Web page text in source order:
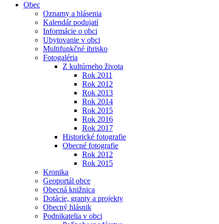
Obec
Oznamy a hlásenia
Kalendár podujatí
Informácie o obci
Ubytovanie v obci
Multifunkčné ihrisko
Fotogaléria
Z kultúrneho života
Rok 2011
Rok 2012
Rok 2013
Rok 2014
Rok 2015
Rok 2016
Rok 2017
Historické fotografie
Obecné fotografie
Rok 2012
Rok 2015
Kronika
Geoportál obce
Obecná knižnica
Dotácie, granty a projekty
Obecný hlásnik
Podnikatelia v obci